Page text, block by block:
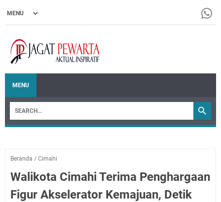
MENU
Beranda / Cimahi
Walikota Cimahi Terima Penghargaan
Figur Akselerator Kemajuan, Detik